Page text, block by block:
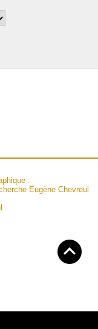
:
Eugène Chevreul